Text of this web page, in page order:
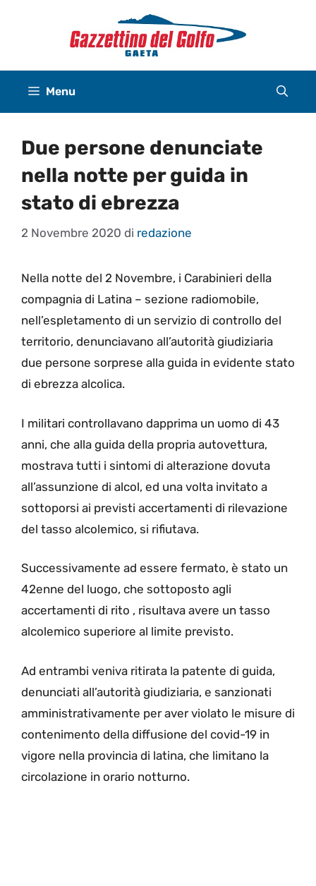
Menu
Due persone denunciate
nella notte per guida in
stato di ebrezza
2 Novembre 2020 di redazione
Nella notte del 2 Novembre, i Carabinieri della
compagnia di Latina – sezione radiomobile,
nell’espletamento di un servizio di controllo del
territorio, denunciavano all’autorità giudiziaria
due persone sorprese alla guida in evidente stato
di ebrezza alcolica.
I militari controllavano dapprima un uomo di 43
anni, che alla guida della propria autovettura,
mostrava tutti i sintomi di alterazione dovuta
all’assunzione di alcol, ed una volta invitato a
sottoporsi ai previsti accertamenti di rilevazione
del tasso alcolemico, si rifiutava.
Successivamente ad essere fermato, è stato un
42enne del luogo, che sottoposto agli
accertamenti di rito , risultava avere un tasso
alcolemico superiore al limite previsto.
Ad entrambi veniva ritirata la patente di guida,
denunciati all’autorità giudiziaria, e sanzionati
amministrativamente per aver violato le misure di
contenimento della diffusione del covid-19 in
vigore nella provincia di latina, che limitano la
circolazione in orario notturno.